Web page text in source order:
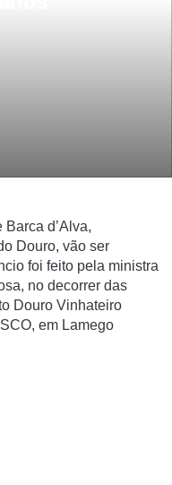
d’Alva,
Douro, vão ser
foi feito pela ministra
no decorrer das
Douro Vinhateiro
em Lamego